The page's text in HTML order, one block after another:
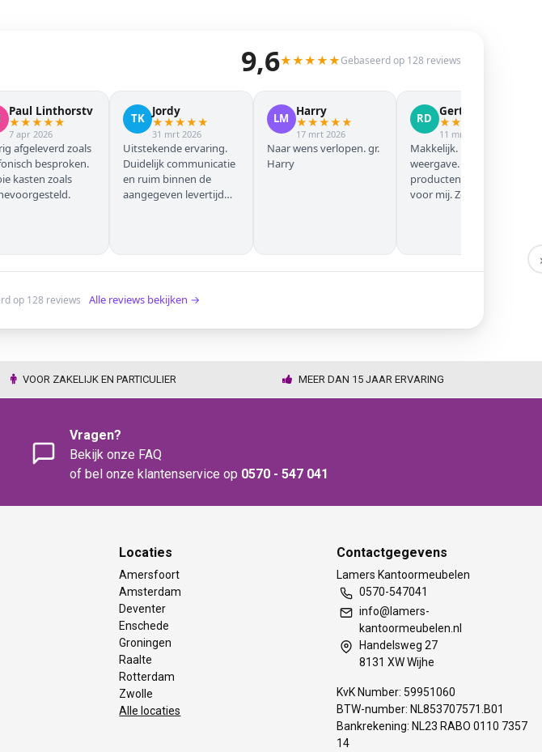
9,6★★★★★Gebaseerd op 128 reviews
Paul Linthorstv
★★★★★
7 apr 2026
afgeleverd zoals
besproken.
kasten zoals
TK
Jordy
★★★★★
31 mrt 2026
Uitstekende ervaring.
Duidelijk communicatie
en ruim binnen de
aangegeven levertijd
LM
Harry
★★★★★
17 mrt 2026
Naar wens verlopen. gr.
Harry
RD
Gert Jan
★★
11 mrt 2026
Makkelijk. Mooie
weergave. Goede
producten. Eerste keer
voor mij. Zeker niet de
op 128 reviews Alle reviews bekijken →
VOOR ZAKELIJK EN PARTICULIER MEER DAN 15 JAAR ERVARING
Vragen?
Bekijk onze FAQ
of bel onze klantenservice op 0570 - 547 041
Locaties
Amersfoort
Amsterdam
Deventer
Enschede
Groningen
Raalte
Rotterdam
Zwolle
Alle locaties
Contactgegevens
Lamers Kantoormeubelen
0570-547041
info@lamers-
kantoormeubelen.nl
Handelsweg 27
8131 XW Wijhe
KvK Number: 59951060
BTW-number: NL853707571.B01
Bankrekening: NL23 RABO 0110 7357
14